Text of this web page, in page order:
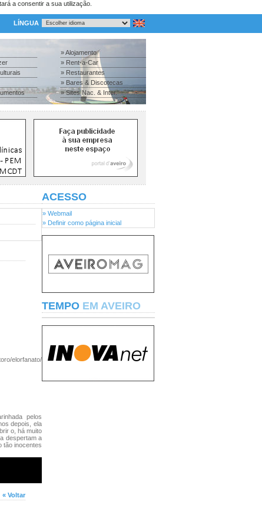
a consentir a sua utilização.
LÍNGUA
» Alojamento
» Rent-a-Car
» Restaurantes
» Bares & Discotecas
» Sites Nac. & Inter.
elorfanato/
pelos
depois, ela
o, há muito
despertam a
tão inocentes
« Voltar
ACESSO
» Webmail
» Definir como página inicial
TEMPO EM AVEIRO